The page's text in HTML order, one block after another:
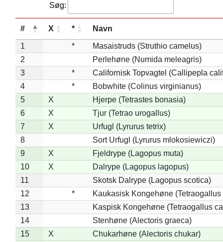
Søg:
# X * Navn
1 *
Masaistruds (Struthio camelus)
2
Perlehøne (Numida meleagris)
3
*
Californisk Topvagtel (Callipepla
4
*
Bobwhite (Colinus virginianus)
5
X
Hjerpe (Tetrastes bonasia)
6
X
Tjur (Tetrao urogallus)
7
X
Urfugl (Lyrurus tetrix)
8
Sort Urfugl (Lyrurus mlokosiewiczi)
9
X
Fjeldrype (Lagopus muta)
10
X
Dalrype (Lagopus lagopus)
11
Skotsk Dalrype (Lagopus scotica)
12
*
Kaukasisk Kongehøne
13
Kaspisk Kongehøne (Tetraogallus
14
Stenhøne (Alectoris graeca)
15
X
Chukarhøne (Alectoris chukar)